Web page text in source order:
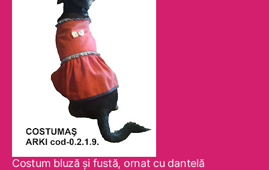
Costum bluză şi fustă, ornat cu dantelă